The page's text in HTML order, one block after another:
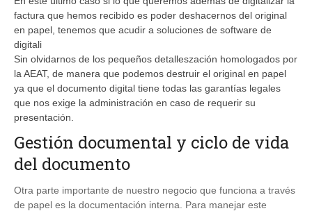
factura que hemos recibido es poder deshacernos del original
en papel, tenemos que acudir a soluciones de software de
digitali
Sin olvidarnos de los pequeños detalleszación homologados por
la AEAT, de manera que podemos destruir el original en papel
ya que el documento digital tiene todas las garantías legales
que nos exige la administración en caso de requerir su
presentación.
Gestión documental y ciclo de vida
del documento
Otra parte importante de nuestro negocio que funciona a través
de papel es la documentación interna. Para manejar este